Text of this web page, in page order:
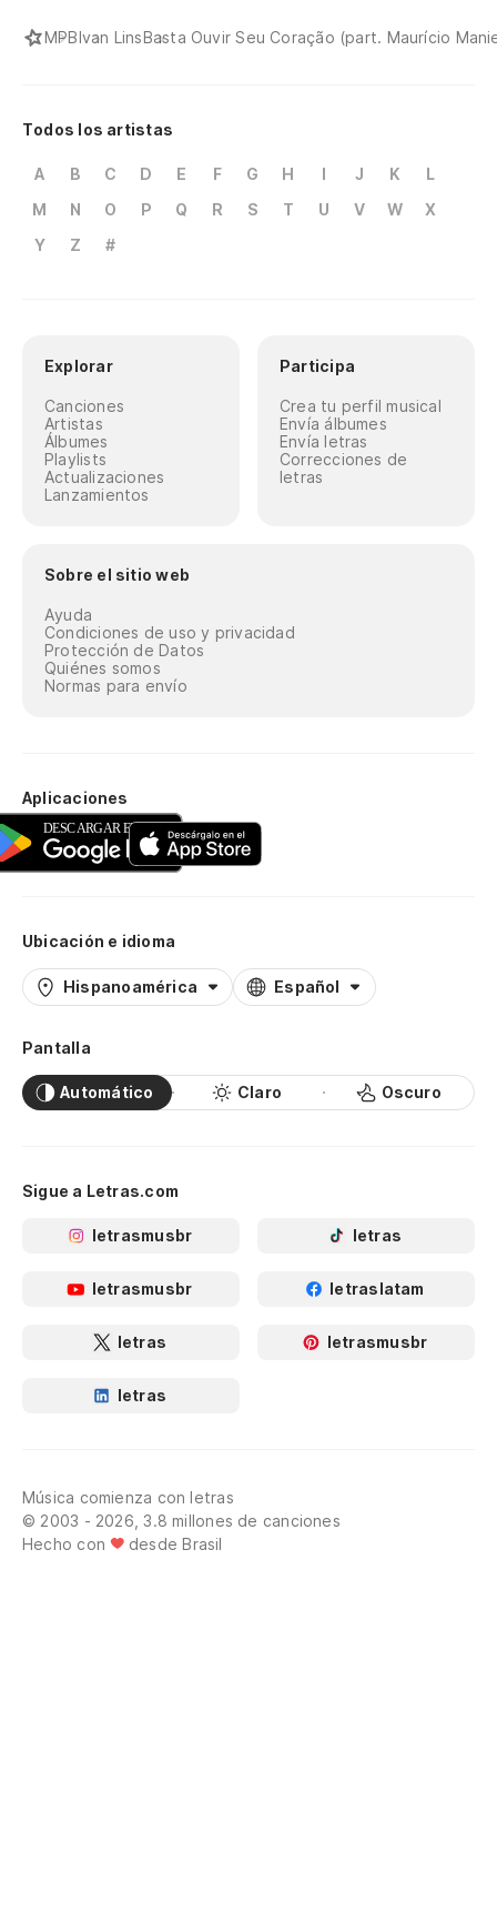
MPBIvan LinsBasta Ouvir Seu Coração (part. Maurício
Todos los artistas
A B C D E F G H I J K
L
M
N O P Q R S T U V W
X
Y
Z #
Explorar
Canciones
Artistas
Álbumes
Playlists
Actualizaciones
Lanzamientos
Participa
Crea tu perfil musical
Envía álbumes
Envía letras
Correcciones de
letras
Sobre el sitio web
Ayuda
Condiciones de uso y privacidad
Protección de Datos
Quiénes somos
Normas para envío
Aplicaciones
Ubicación e idioma
Hispanoamérica Español
Pantalla
Automático Claro Oscuro
Sigue a Letras.com
letrasmusbr letras
letrasmusbr letraslatam
letras letrasmusbr
letras
Música comienza con letras
© 2003 - 2026, 3.8 millones de canciones
Hecho con
desde Brasil